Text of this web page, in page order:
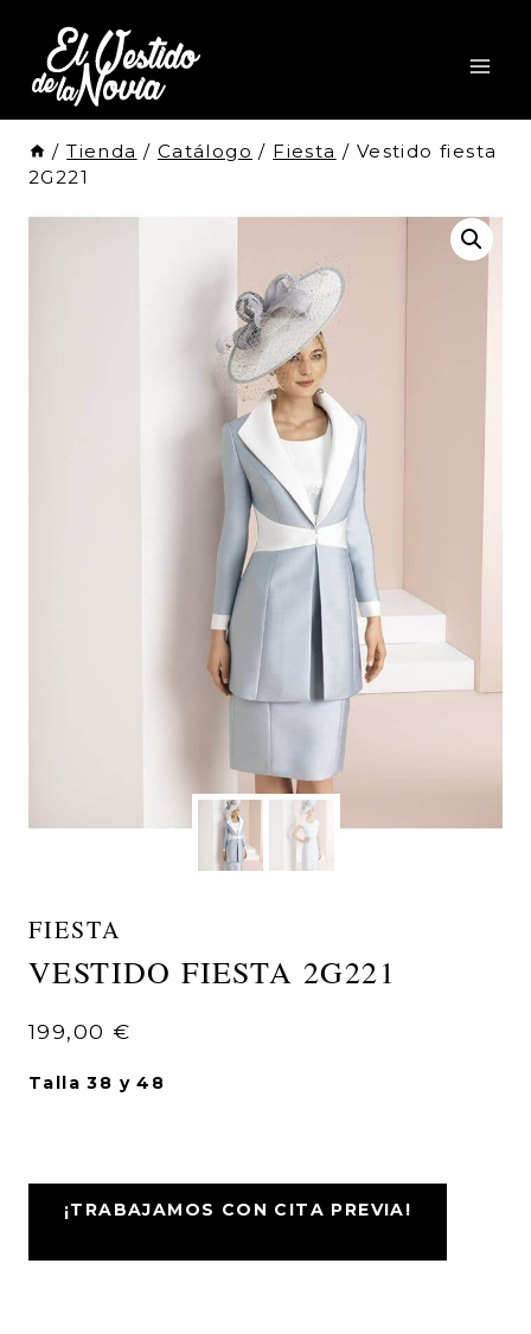
Contenido
/ Tienda / Catálogo / Fiesta / Vestido fiesta
2G221
FIESTA
VESTIDO FIESTA 2G221
199,00 €
Talla 38 y 48
¡TRABAJAMOS CON CITA PREVIA!